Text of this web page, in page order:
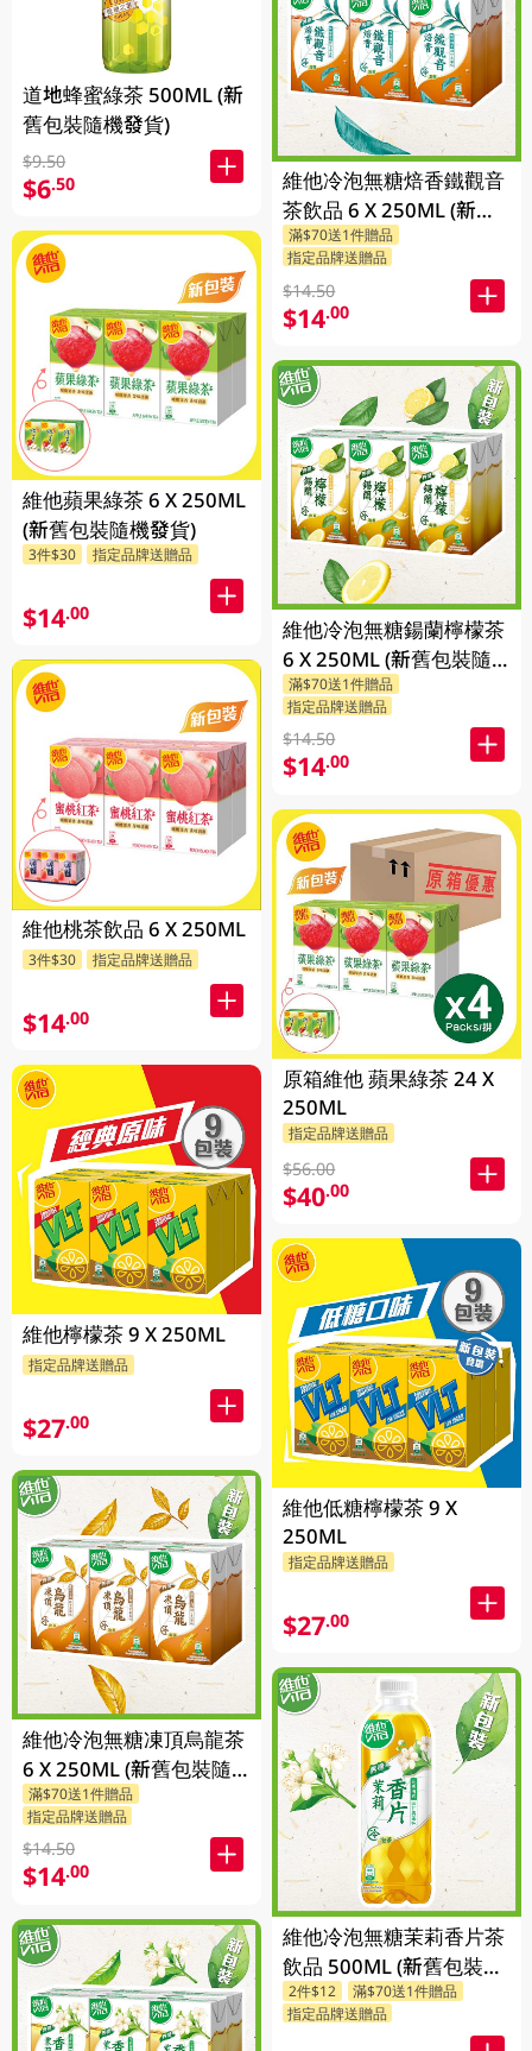
道地蜂蜜綠茶 500ML (新
舊包裝隨機發貨)
$9.50
$6.50
維他蘋果綠茶 6 X 250ML
(新舊包裝隨機發貨)
3件$30 指定品牌送贈品
$14.00
維他桃茶飲品 6 X 250ML
3件$30 指定品牌送贈品
$14.00
維他檸檬茶 9 X 250ML
指定品牌送贈品
$27.00
維他冷泡無糖凍頂烏龍茶
6 X 250ML (新舊包裝隨
機發貨)
滿$70送1件贈品
指定品牌送贈品
$14.50
$14.00
維他冷泡無糖焙香鐵觀音
茶飲品 6 X 250ML (新舊
包裝隨機發貨)
滿$70送1件贈品
指定品牌送贈品
$14.50
$14.00
維他冷泡無糖鍚蘭檸檬茶
6 X 250ML (新舊包裝隨
機發貨)
滿$70送1件贈品
指定品牌送贈品
$14.50
$14.00
原箱維他 蘋果綠茶 24 X
250ML
指定品牌送贈品
$56.00
$40.00
維他低糖檸檬茶 9 X
250ML
指定品牌送贈品
$27.00
維他冷泡無糖茉莉香片茶
飲品 500ML (新舊包裝隨
機發貨)
2件$12
滿$70送1件贈品
指定品牌送贈品